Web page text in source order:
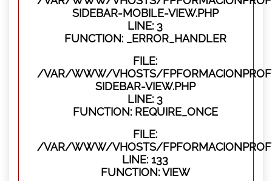
SIDEBAR-MOBILE-VIEW.PHP
LINE: 3
FUNCTION: _ERROR_HANDLER
FILE:
/VAR/WWW/VHOSTS/
SIDEBAR-VIEW.PHP
LINE: 3
FUNCTION: REQUIRE_ONCE
FILE:
/VAR/WWW/VHOSTS/
LINE: 133
FUNCTION: VIEW